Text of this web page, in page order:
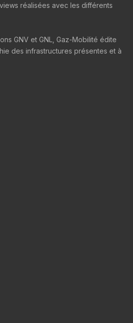
réalisées avec les différents
GNV et GNL, Gaz-Mobilité édite
des infrastructures présentes et à